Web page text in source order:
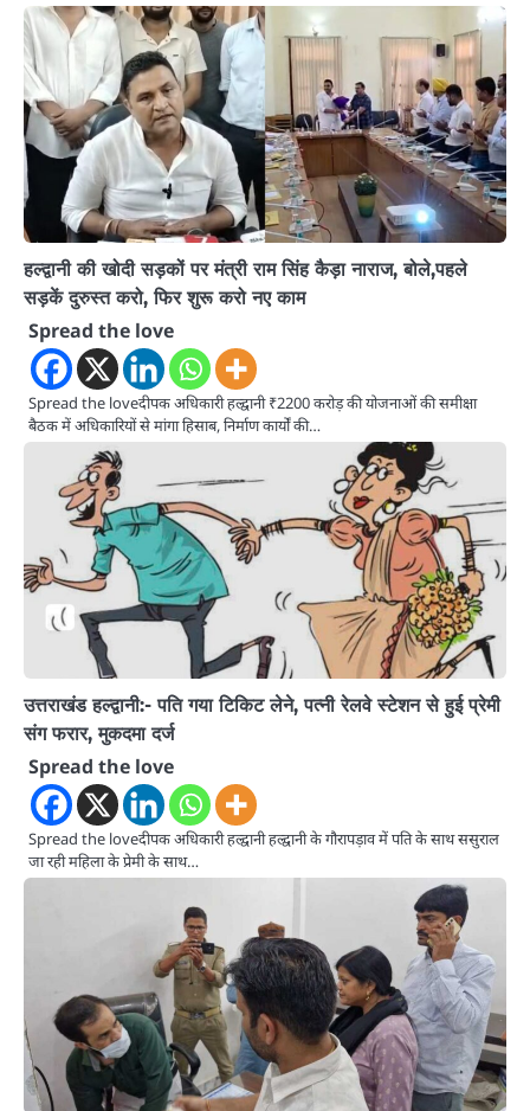
हल्द्वानी की खोदी सड़कों पर मंत्री राम सिंह कैड़ा नाराज, बोले,पहले
सड़कें दुरुस्त करो, फिर शुरू करो नए काम
Spread the love
Spread the loveदीपक अधिकारी हल्द्वानी ₹2200 करोड़ की योजनाओं की समीक्षा
बैठक में अधिकारियों से मांगा हिसाब, निर्माण कार्यों की…
उत्तराखंड हल्द्वानी:- पति गया टिकिट लेने, पत्नी रेलवे स्टेशन से हुई प्रेमी
संग फरार, मुकदमा दर्ज
Spread the love
Spread the loveदीपक अधिकारी हल्द्वानी हल्द्वानी के गौरापड़ाव में पति के साथ ससुराल
जा रही महिला के प्रेमी के साथ…